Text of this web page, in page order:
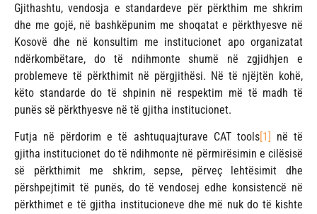
Gjithashtu, vendosja e standardeve për përkthim me shkrim
dhe me gojë, në bashkëpunim me shoqatat e përkthyesve në
Kosovë dhe në konsultim me institucionet apo organizatat
ndërkombëtare, do të ndihmonte shumë në zgjidhjen e
problemeve të përkthimit në përgjithësi. Në të njëjtën kohë,
këto standarde do të shpinin në respektim më të madh të
punës së përkthyesve në të gjitha institucionet.
Futja në përdorim e të ashtuquajturave CAT tools[1]
në të
gjitha institucionet do të ndihmonte në përmirësimin e cilësisë
së përkthimit me shkrim, sepse, përveç lehtësimit dhe
përshpejtimit të punës, do të vendosej edhe konsistencë në
përkthimet e të gjitha institucioneve dhe më nuk do të kishte